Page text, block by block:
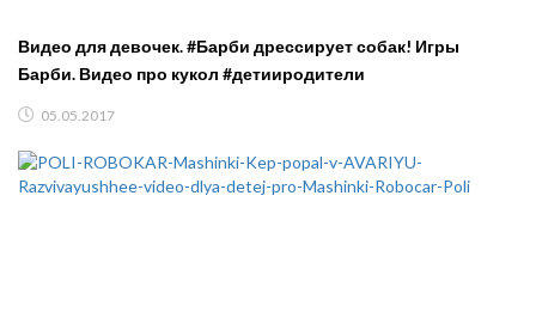
Видео для девочек. #Барби дрессирует собак! Игры
Барби. Видео про кукол #детииродители
05.05.2017